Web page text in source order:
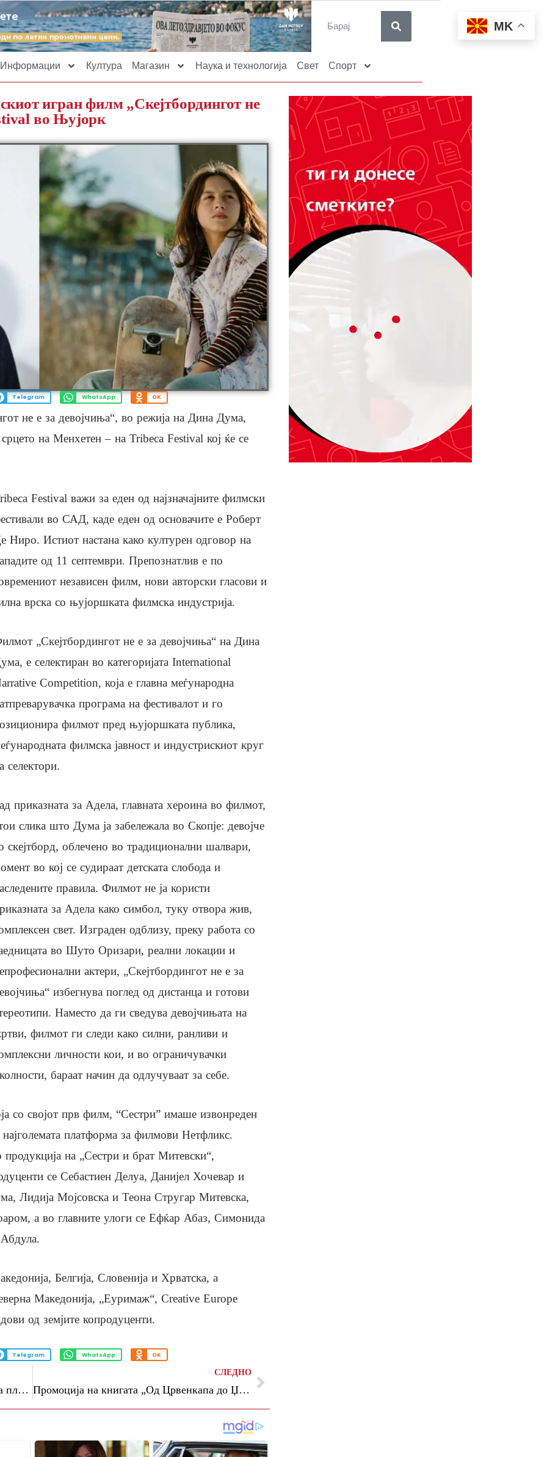
Информации Култура Магазин Наука и технологија Свет Спорт
игран филм „Скејтбордингот не
во Њујорк
Telegram WhatsApp OK
не е за девојчиња“, во режија на Дина Дума,
на Менхетен – на Tribeca Festival кој ќе се
Festival важи за еден од најзначајните филмски
во САД, каде еден од основачите е Роберт
Ниро. Истиот настана како културен одговор на
од 11 септември. Препознатлив е по
независен филм, нови авторски гласови и
врска со њујоршката филмска индустрија.
„Скејтбордингот не е за девојчиња“ на Дина
е селектиран во категоријата International
Competition, која е главна меѓународна
програма на фестивалот и го
филмот пред њујоршката публика,
филмска јавност и индустрискиот круг
селектори.
приказната за Адела, главната хероина во филмот,
слика што Дума ја забележала во Скопје: девојче
скејтборд, облечено во традиционални шалвари,
во кој се судираат детската слобода и
правила. Филмот не ја користи
за Адела како симбол, туку отвора жив,
свет. Изграден одблизу, преку работа со
во Шуто Оризари, реални локации и
актери, „Скејтбордингот не е за
избегнува поглед од дистанца и готови
Наместо да ги сведува девојчињата на
филмот ги следи како силни, ранливи и
личности кои, и во ограничувачки
бараат начин да одлучуваат за себе.
со својот прв филм, “Сестри” имаше извонреден
платформа за филмови Нетфликс.
продукција на „Сестри и брат Митевски“,
се Себастиен Делуа, Данијел Хочевар и
Лидија Мојсовска и Теона Стругар Митевска,
а во главните улоги се Ефќар Абаз, Симонида
Белгија, Словенија и Хрватска, а
Македонија, „Еуримаж“, Creative Europe
од земјите копродуценти.
Telegram WhatsApp OK
Трето издание на студентската филмска платформа ХАЈ-ФАЈ
СЛЕДНО
Промоција на книгата „Од Црвенкапа до Џинџуџе“ од Весна Мојсова – Чепишевска во КИЦ Скопје
MK